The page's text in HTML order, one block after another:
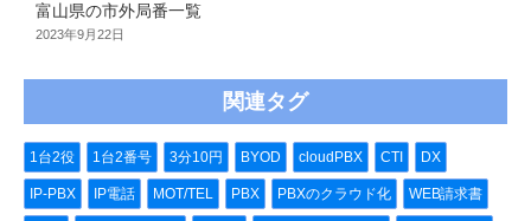
富山県の市外局番一覧
2023年9月22日
関連タグ
1台2役 1台2番号 3分10円 BYOD cloudPBX CTI DX
IP-PBX IP電話 MOT/TEL PBX PBXのクラウド化 WEB請求書